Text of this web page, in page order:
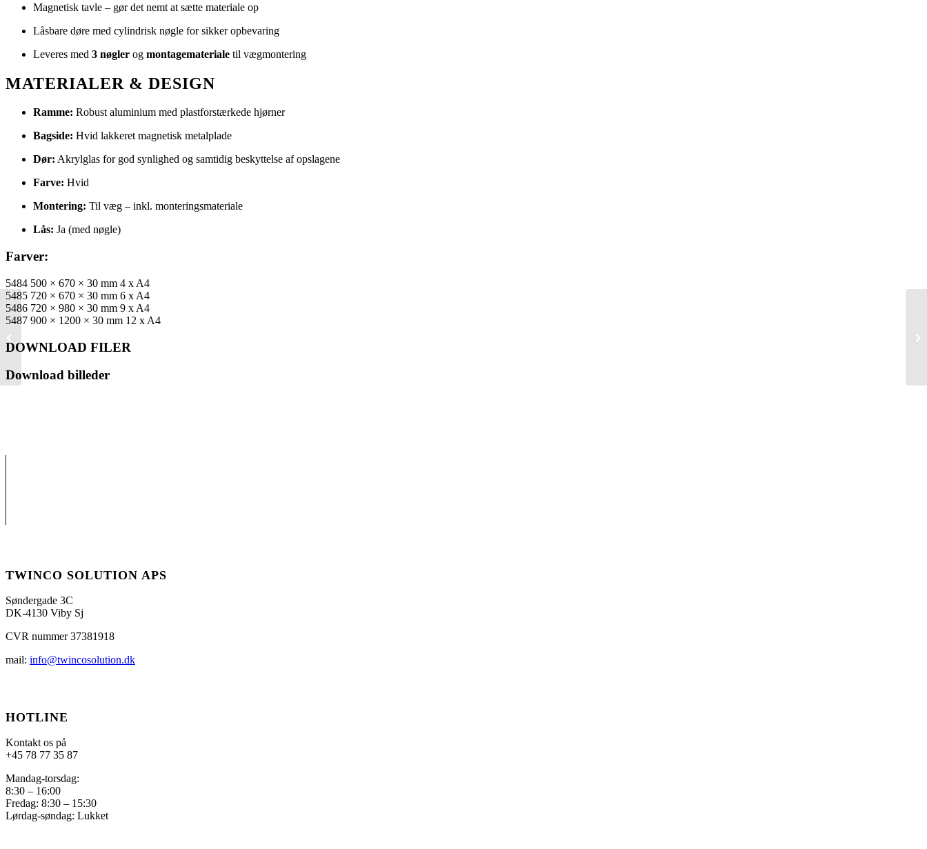
Magnetisk tavle – gør det nemt at sætte materiale op
Låsbare døre med cylindrisk nøgle for sikker opbevaring
Leveres med 3 nøgler og montagemateriale til vægmontering
MATERIALER & DESIGN
Ramme: Robust aluminium med plastforstærkede hjørner
Bagside: Hvid lakkeret magnetisk metalplade
Dør: Akrylglas for god synlighed og samtidig beskyttelse af opslagene
Farve: Hvid
Montering: Til væg – inkl. monteringsmateriale
Lås: Ja (med nøgle)
Farver:
5484 500 × 670 × 30 mm 4 x A4
5485 720 × 670 × 30 mm 6 x A4
5486 720 × 980 × 30 mm 9 x A4
5487 900 × 1200 × 30 mm 12 x A4
DOWNLOAD FILER
Download billeder
TWINCO SOLUTION APS
Søndergade 3C
DK-4130 Viby Sj
CVR nummer 37381918
mail: info@twincosolution.dk
HOTLINE
Kontakt os på
+45 78 77 35 87
Mandag-torsdag:
8:30 – 16:00
Fredag: 8:30 – 15:30
Lørdag-søndag: Lukket
2000A0 TWIN LIGHT